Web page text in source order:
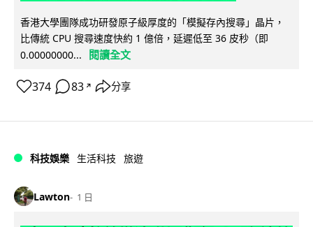
香港大學團隊成功研發原子級厚度的「模擬存內搜尋」晶片，
比傳統 CPU 搜尋速度快約 1 億倍，延遲低至 36 皮秒（即
0.00000000...
閱讀全文
374 83 ↗ 分享
科技娛樂 生活科技 旅遊
Lawton 1 日